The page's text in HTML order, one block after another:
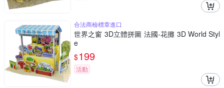
合法商檢標章進口
世界之窗 3D立體拼圖 法國-花攤 3D World Styl
e
$199
活動